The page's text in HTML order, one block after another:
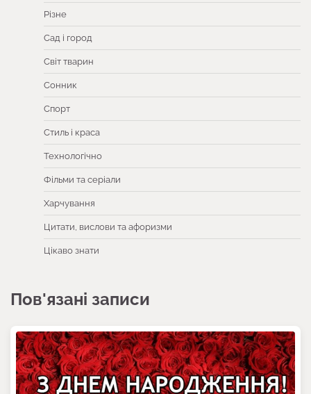
Різне
Сад і город
Світ тварин
Сонник
Спорт
Стиль і краса
Технологічно
Фільми та серіали
Харчування
Цитати, вислови та афоризми
Цікаво знати
Пов'язані записи